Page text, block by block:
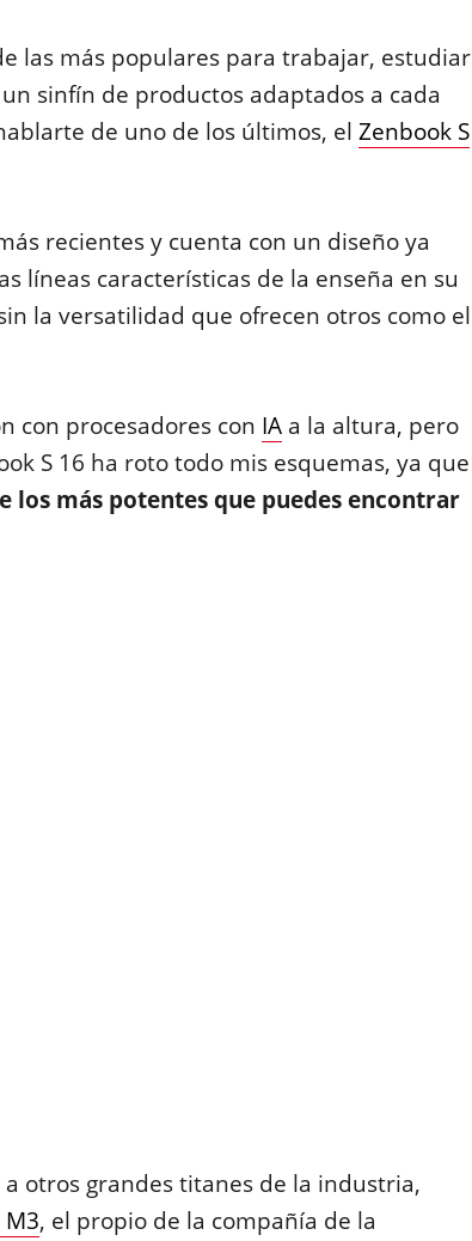
las más populares para trabajar, estudiar
sinfín de productos adaptados a cada
de uno de los últimos, el Zenbook S
recientes y cuenta con un diseño ya
líneas características de la enseña en su
la versatilidad que ofrecen otros como el
con procesadores con IAa la altura, pero
S 16 ha roto todo mis esquemas, ya que
los más potentes que puedes encontrar
otros grandes titanes de la industria,
, el propio de la compañía de la